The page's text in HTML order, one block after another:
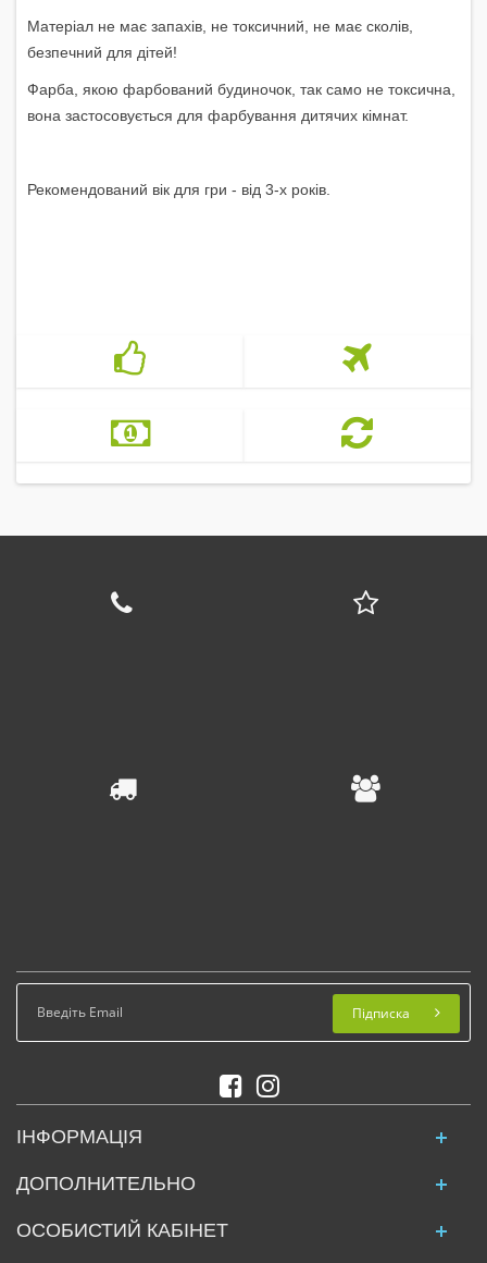
Матеріал не має запахів, не токсичний, не має сколів,
безпечний для дітей!
Фарба, якою фарбований будиночок, так само не токсична,
вона застосовується для фарбування дитячих кімнат.
Рекомендований вік для гри - від 3-х років.
Підписка
ІНФОРМАЦІЯ
ДОПОЛНИТЕЛЬНО
ОСОБИСТИЙ КАБІНЕТ